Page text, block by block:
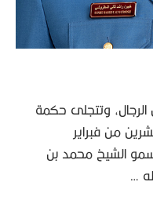
وتتجلى حكمة
من فبراير
الشيخ محمد بن
…